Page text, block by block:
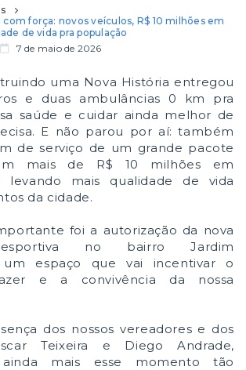
força: novos veículos, R$ 10 milhões em
de vida pra população
7 de maio de 2026
uma Nova História entregou
e duas ambulâncias 0 km pra
saúde e cuidar ainda melhor de
E não parou por aí: também
de serviço de um grande pacote
mais de R$ 10 milhões em
levando mais qualidade de vida
da cidade.
foi a autorização da nova
no bairro Jardim
um espaço que vai incentivar o
e a convivência da nossa
dos nossos vereadores e dos
Teixeira e Diego Andrade,
ainda mais esse momento tão